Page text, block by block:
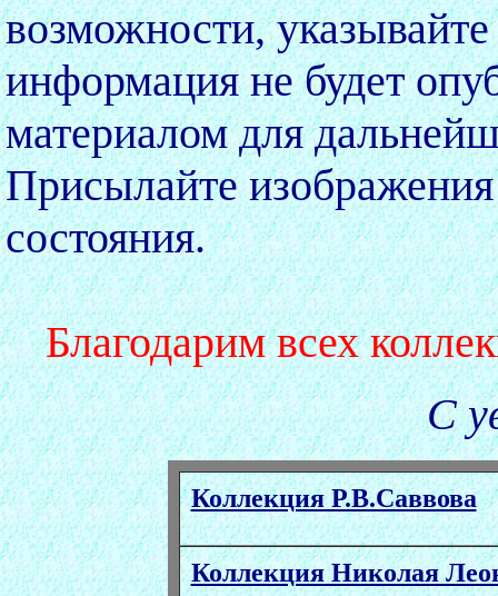
возможности,
информация не будет
материалом для
Присылайте
состояния.
Благодарим всех
С
Коллекция Р.В.Саввова
Коллекция Николая